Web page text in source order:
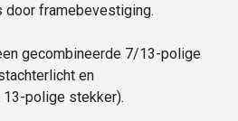
door framebevestiging.
gecombineerde 7/13-polige
en
polige stekker).